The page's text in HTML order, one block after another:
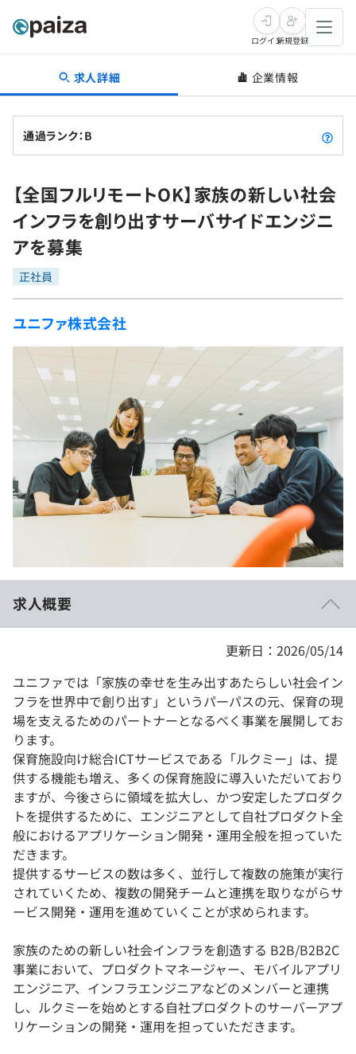
転職・キャリア
転職成功ガイド
転職エージェント
インタビュー
転職成功ガイド
新卒就活
求人検索
本選考
インターン
新卒エージェント
イベント・セミナー
インタビュー
就活成功ガイド
学習
問題集
ナレッジ
リファレンス
個人向けプラン
学校向けプラン
契約内容・クーポン
プログラミング言語
評価結果一覧
ゲーム・マンガ
Tech Team Journal
paizaとは？
ログイン新規登録
求人詳細 企業情報
通過ランク：B
【全国フルリモートOK】家族の新しい社会
インフラを創り出すサーバサイドエンジニ
アを募集
正社員
ユニファ株式会社
求人概要
更新日：2026/05/14
ユニファでは「家族の幸せを生み出すあたらしい社会イン
フラを世界中で創り出す」というパーパスの元、保育の現
場を支えるためのパートナーとなるべく事業を展開してお
ります。
保育施設向け総合ICTサービスである「ルクミー」は、提
供する機能も増え、多くの保育施設に導入いただいており
ますが、今後さらに領域を拡大し、かつ安定したプロダク
トを提供するために、エンジニアとして自社プロダクト全
般におけるアプリケーション開発・運用全般を担っていた
だきます。
提供するサービスの数は多く、並行して複数の施策が実行
されていくため、複数の開発チームと連携を取りながらサ
ービス開発・運用を進めていくことが求められます。
家族のための新しい社会インフラを創造する B2B/B2B2C
事業において、プロダクトマネージャー、モバイルアプリ
エンジニア、インフラエンジニアなどのメンバーと連携
し、ルクミーを始めとする自社プロダクトのサーバーアプ
リケーションの開発・運用を担っていただきます。